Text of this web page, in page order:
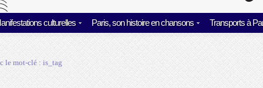
culturelles Paris, son histoire en chansons Transports à
le mot-clé :is_tag